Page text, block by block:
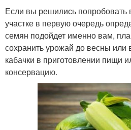
Если вы решились попробовать
участке в первую очередь
семян подойдет именно вам,
сохранить урожай до весны или
кабачки в приготовлении пищи
консервацию.